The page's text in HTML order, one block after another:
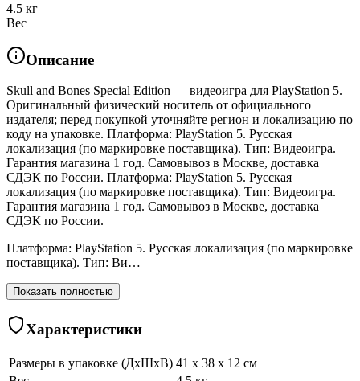
4.5 кг
Вес
Описание
Skull and Bones Special Edition — видеоигра для PlayStation 5.
Оригинальный физический носитель от официального
издателя; перед покупкой уточняйте регион и локализацию по
коду на упаковке. Платформа: PlayStation 5. Русская
локализация (по маркировке поставщика). Тип: Видеоигра.
Гарантия магазина 1 год. Самовывоз в Москве, доставка
СДЭК по России. Платформа: PlayStation 5. Русская
локализация (по маркировке поставщика). Тип: Видеоигра.
Гарантия магазина 1 год. Самовывоз в Москве, доставка
СДЭК по России.
Платформа: PlayStation 5. Русская локализация (по маркировке
поставщика). Тип: Ви…
Показать полностью
Характеристики
Размеры в упаковке (ДхШхВ) 41 x 38 x 12 см